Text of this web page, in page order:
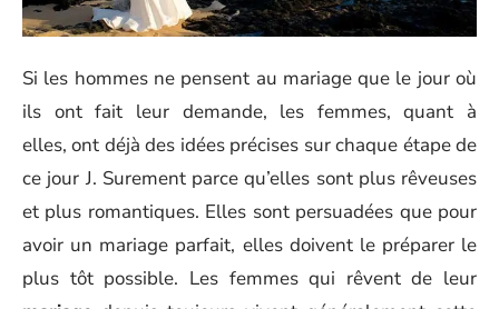
Si les hommes ne pensent au mariage que le jour où
ils ont fait leur demande, les femmes, quant à
elles, ont déjà des idées précises sur chaque étape de
ce jour J. Surement parce qu’elles sont plus rêveuses
et plus romantiques. Elles sont persuadées que pour
avoir un mariage parfait, elles doivent le préparer le
plus tôt possible. Les femmes qui rêvent de leur